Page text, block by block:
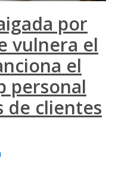
por
vulnera el
el
personal
de clientes